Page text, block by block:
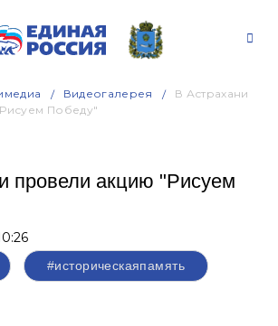
Видеогалерея
В Астрахани
Победу"
провели акцию "Рисуем
#историческаяпамять